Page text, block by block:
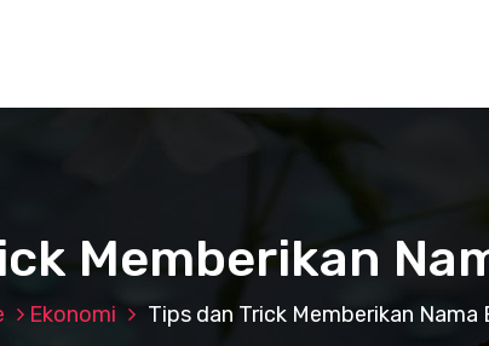
Memberikan
Ekonomi Tips dan Trick Memberikan Nama